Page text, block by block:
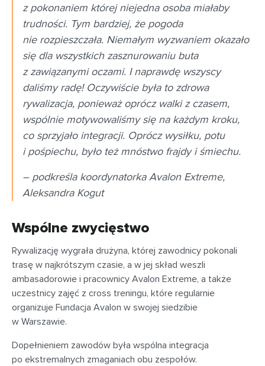
z pokonaniem której niejedna osoba miałaby
trudności. Tym bardziej, że pogoda
nie rozpieszczała. Niemałym wyzwaniem okazało
się dla wszystkich zasznurowaniu buta
z zawiązanymi oczami. I naprawdę wszyscy
daliśmy radę! Oczywiście była to zdrowa
rywalizacja, ponieważ oprócz walki z czasem,
wspólnie motywowaliśmy się na każdym kroku,
co sprzyjało integracji. Oprócz wysiłku, potu
i pośpiechu, było też mnóstwo frajdy i śmiechu.
– podkreśla koordynatorka Avalon Extreme,
Aleksandra Kogut
Wspólne zwycięstwo
Rywalizację wygrała drużyna, której zawodnicy pokonali
trasę w najkrótszym czasie, a w jej skład weszli
ambasadorowie i pracownicy Avalon Extreme, a także
uczestnicy zajęć z cross treningu, które regularnie
organizuje Fundacja Avalon w swojej siedzibie
w Warszawie.
Dopełnieniem zawodów była wspólna integracja
po ekstremalnych zmaganiach obu zespołów.